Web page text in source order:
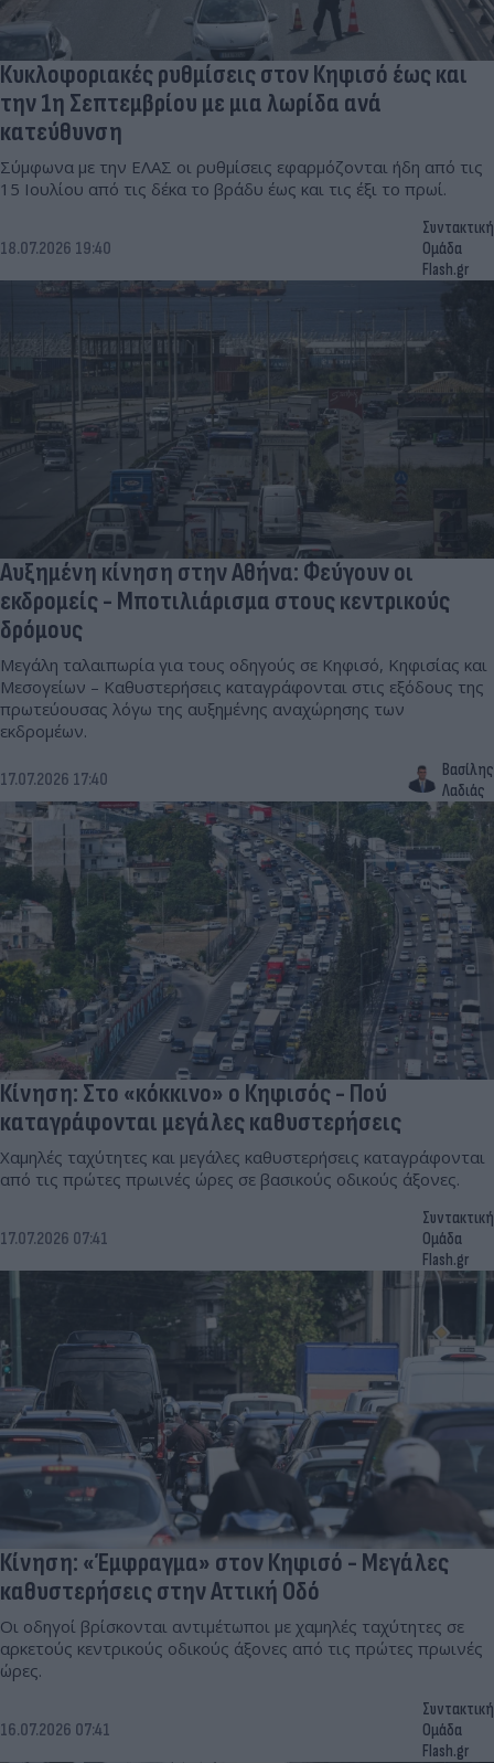
Κυκλοφοριακές ρυθμίσεις στον Κηφισό έως και
την 1η Σεπτεμβρίου με μια λωρίδα ανά
κατεύθυνση
Σύμφωνα με την ΕΛΑΣ οι ρυθμίσεις εφαρμόζονται ήδη από τις
15 Ιουλίου από τις δέκα το βράδυ έως και τις έξι το πρωί.
18.07.2026 19:40
Συντακτική
Ομάδα
Flash.gr
Αυξημένη κίνηση στην Αθήνα: Φεύγουν οι
εκδρομείς - Μποτιλιάρισμα στους κεντρικούς
δρόμους
Μεγάλη ταλαιπωρία για τους οδηγούς σε Κηφισό, Κηφισίας και
Μεσογείων – Καθυστερήσεις καταγράφονται στις εξόδους της
πρωτεύουσας λόγω της αυξημένης αναχώρησης των
εκδρομέων.
17.07.2026 17:40
Βασίλης
Λαδιάς
Κίνηση: Στο «κόκκινο» ο Κηφισός - Πού
καταγράφονται μεγάλες καθυστερήσεις
Χαμηλές ταχύτητες και μεγάλες καθυστερήσεις καταγράφονται
από τις πρώτες πρωινές ώρες σε βασικούς οδικούς άξονες.
17.07.2026 07:41
Συντακτική
Ομάδα
Flash.gr
Κίνηση: «Έμφραγμα» στον Κηφισό - Μεγάλες
καθυστερήσεις στην Αττική Οδό
Οι οδηγοί βρίσκονται αντιμέτωποι με χαμηλές ταχύτητες σε
αρκετούς κεντρικούς οδικούς άξονες από τις πρώτες πρωινές
ώρες.
16.07.2026 07:41
Συντακτική
Ομάδα
Flash.gr